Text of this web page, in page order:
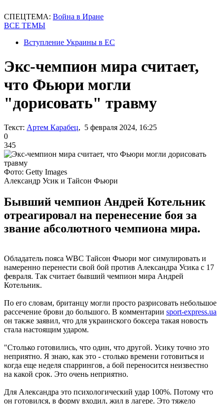
СПЕЦТЕМА: Война в Иране
ВСЕ ТЕМЫ
Вступление Украины в ЕС
Экс-чемпион мира считает,
что Фьюри могли
"дорисовать" травму
Текст: Артем Карабец, 5 февраля 2024, 16:25
0
345
Фото: Getty Images
Александр Усик и Тайсон Фьюри
Бывший чемпион Андрей Котельник
отреагировал на перенесение боя за
звание абсолютного чемпиона мира.
Обладатель пояса WBC Тайсон Фьюри мог симулировать и
намеренно перенести свой бой против Александра Усика с 17
февраля. Так считает бывший чемпион мира Андрей
Котельник.
По его словам, британцу могли просто разрисовать небольшое
рассечение брови до большого. В комментарии sport-express.ua
он также заявил, что для украинского боксера такая новость
стала настоящим ударом.
"Столько готовились, что один, что другой. Усику точно это
неприятно. Я знаю, как это - столько времени готовиться и
когда еще неделя спаррингов, а бой переносится неизвестно
на какой срок. Это очень неприятно.
Для Александра это психологический удар 100%. Потому что
он готовился, в форму входил, жил в лагере. Это тяжело